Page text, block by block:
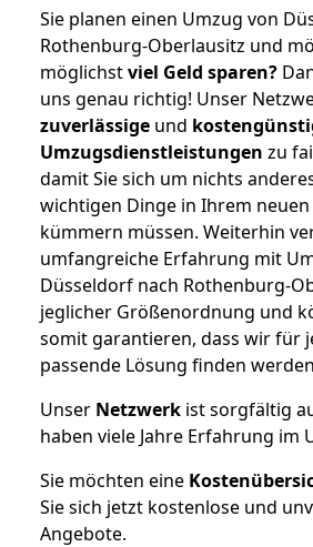
Sie planen einen Umzug von
Rothenburg-Oberlausitz und
möglichstviel Geld sparen?
uns genau richtig! Unser
zuverlässige und
Umzugsdienstleistungen zu
damit Sie sich um nichts
wichtigen Dinge in Ihrem neuen
kümmern müssen. Weiterhin
umfangreiche Erfahrung mit
Düsseldorf nach Rothenburg-
jeglicher Größenordnung und
somit garantieren, dass wir für
passende Lösung finden
Unser Netzwerk ist sorgfältig
haben viele Jahre Erfahrung im
Sie möchten eine
Sie sich jetzt kostenlose und
Angebote.